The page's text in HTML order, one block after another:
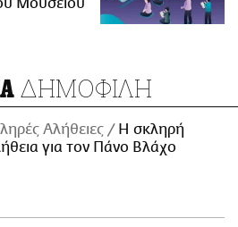
Μουσείου
ΔΗΜΟΦΙΛΗ
Αλήθειες
H σκληρή
για τον Πάνο Βλάχο